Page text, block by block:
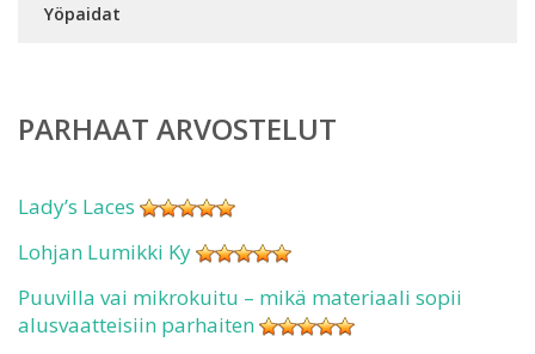
Yöpaidat
PARHAAT ARVOSTELUT
Lady’s Laces
Lohjan Lumikki Ky
Puuvilla vai mikrokuitu – mikä materiaali sopii
alusvaatteisiin parhaiten